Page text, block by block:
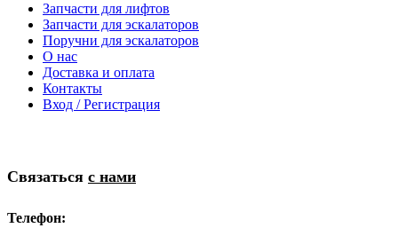
Запчасти для лифтов
Запчасти для эскалаторов
Поручни для эскалаторов
О нас
Доставка и оплата
Контакты
Вход / Регистрация
Связаться с нами
Телефон: